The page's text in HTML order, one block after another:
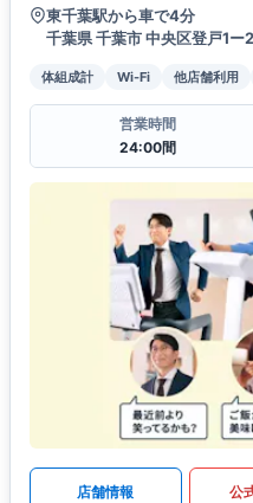
東千葉駅から車で4分
千葉県 千葉市 中央区登戸1
体組成計 Wi-Fi 他店舗利用
営業時間
24:00間
店舗情報 公